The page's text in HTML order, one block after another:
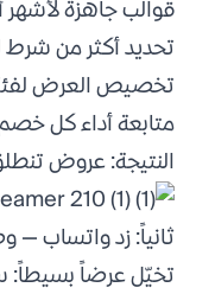
قوالب جاهزة لأشهر
تحديد أكثر من
تخصيص العرض لفئة
متابعة أداء كل
النتيجة: عروض
ثانياً: زد واتساب —